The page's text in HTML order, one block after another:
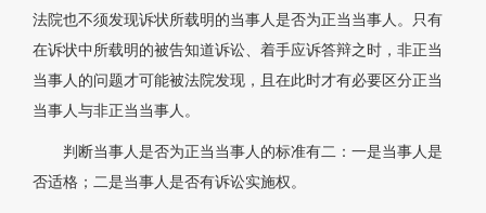
法院也不须发现诉状所载明的当事人是否为正当当事人。只有
在诉状中所载明的被告知道诉讼、着手应诉答辩之时，非正当
当事人的问题才可能被法院发现，且在此时才有必要区分正当
当事人与非正当当事人。
判断当事人是否为正当当事人的标准有二：一是当事人是
否适格；二是当事人是否有诉讼实施权。